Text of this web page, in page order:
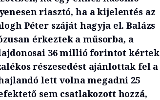
riasztó, ha a kijelentés az
Péter száját hagyja el. Balázs
érkeztek a műsorba, a
36 millió forintot kértek
részesedést ajánlottak fel a
lett volna megadni 25
sem csatlakozott hozzá,